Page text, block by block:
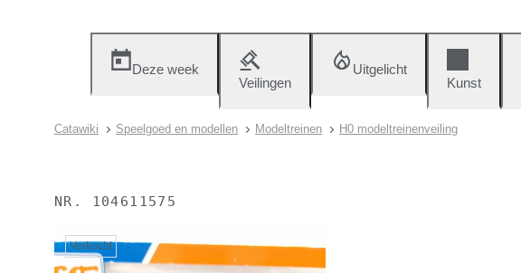
Deze week
Veilingen
Uitgelicht
Kunst
Catawiki Speelgoed en modellen Modeltreinen H0 modeltreinenveiling
NR. 104611575
Verkocht